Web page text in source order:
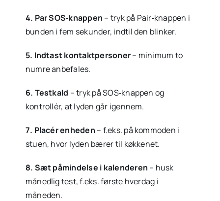
4. Par SOS‑knappen – tryk på Pair‑knappen i
bunden i fem sekunder, indtil den blinker.
5. Indtast kontaktpersoner– minimum to
numre anbefales.
6. Testkald – tryk på SOS‑knappen og
kontrollér, at lyden går igennem.
7. Placér enheden – f.eks. på kommoden i
stuen, hvor lyden bærer til køkkenet.
8. Sæt påmindelse i kalenderen – husk
månedlig test, f.eks. første hverdag i
måneden.